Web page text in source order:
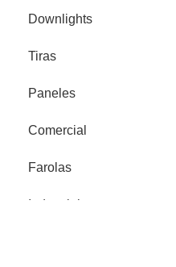
Downlights
Tiras
Paneles
Comercial
Farolas
Industrial